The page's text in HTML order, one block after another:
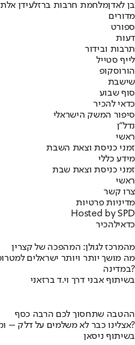
בן לאדןמלחמת חרבות ברזלעידן
מדורים
ספורט
דעות
תרבות ובידור
לייף סטייל
הורוסקופ
שישבת
סוף שבוע
כדאי להכיר
סיפור המשק הישראלי
נדל"ן
ראשי
זמני כניסת וצאת השבת
מידע כללי
זמני כניסת וצאת שבת
ראשי
צרו קשר
מדיניות פרטיות
Hosted by SPD
כדאילהכיר
מהמרכז לגולן: המהפכה של קצרין
מה מושך יותר ויותר ישראלים
במדינה?
בשיתוף אבני דרך וי.ד ברזאני
ההטבה שתחסוך לכם הרבה כסף
אצלינו כבר לא משלמים על דלק – ומה איתכם?
בשיתוף ניסאן